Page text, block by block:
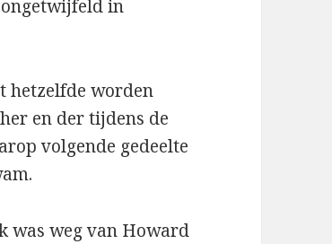
ongetwijfeld in
hetzelfde worden
en der tijdens de
volgende gedeelte
was weg van Howard